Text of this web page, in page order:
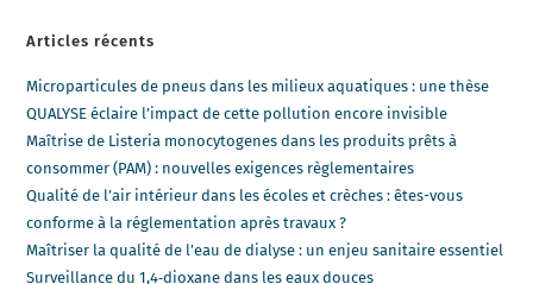
Articles récents
Microparticules de pneus dans les milieux aquatiques : une thèse
QUALYSE éclaire l’impact de cette pollution encore invisible
Maîtrise de Listeria monocytogenes dans les produits prêts à
consommer (PAM) : nouvelles exigences règlementaires
Qualité de l’air intérieur dans les écoles et crèches : êtes-vous
conforme à la réglementation après travaux ?
Maîtriser la qualité de l’eau de dialyse : un enjeu sanitaire essentiel
Surveillance du 1,4‑dioxane dans les eaux douces